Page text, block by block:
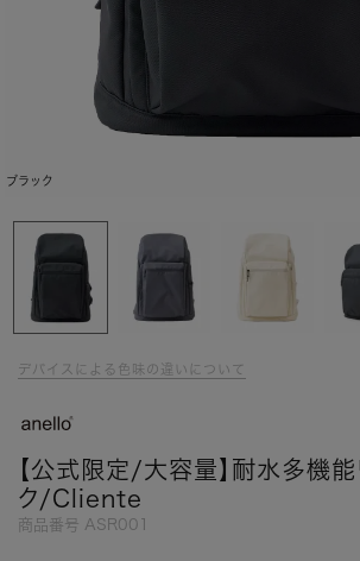
ブラック
デバイスによる色味の違いについて
【公式限定/大容量】耐水多機能
ク/Cliente
商品番号 ASR001